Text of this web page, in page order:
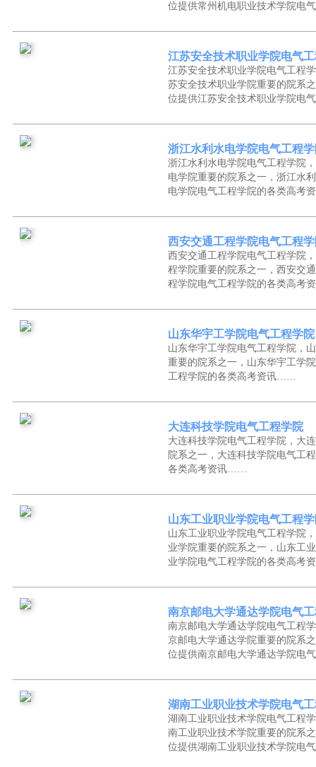
位提供常州机电职业技术学院电
江苏安全技术职业学院电气
江苏安全技术职业学院电气工程
苏安全技术职业学院重要的院系
位提供江苏安全技术职业学院电
浙江水利水电学院电气工程
浙江水利水电学院电气工程学院
电学院重要的院系之一，浙江水
电学院电气工程学院的各类高考
西安交通工程学院电气工程
西安交通工程学院电气工程学院
程学院重要的院系之一，西安交
程学院电气工程学院的各类高考
山东华宇工学院电气工程学院
山东华宇工学院电气工程学院，
重要的院系之一，山东华宇工学
工程学院的各类高考资讯……
大连科技学院电气工程学院
大连科技学院电气工程学院，大
院系之一，大连科技学院电气工
各类高考资讯……
山东工业职业学院电气工程
山东工业职业学院电气工程学院
业学院重要的院系之一，山东工
业学院电气工程学院的各类高考
南京邮电大学通达学院电气
南京邮电大学通达学院电气工程
京邮电大学通达学院重要的院系
位提供南京邮电大学通达学院电
湖南工业职业技术学院电气
湖南工业职业技术学院电气工程
南工业职业技术学院重要的院系
位提供湖南工业职业技术学院电